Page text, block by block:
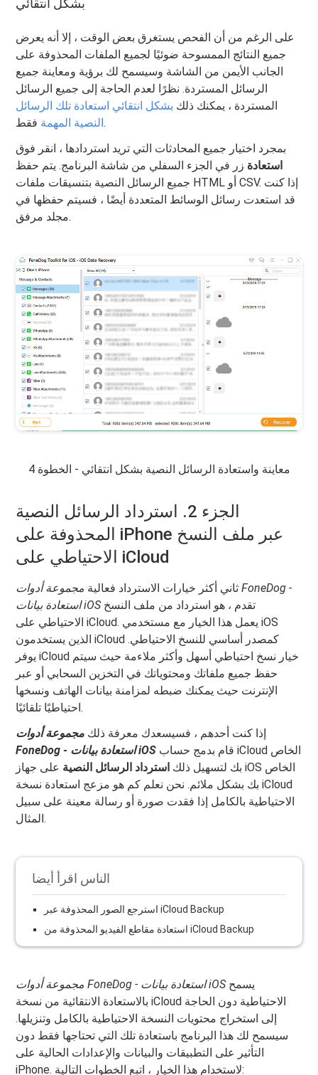
بشكل انتقائي
على الرغم من أن الفحص يستغرق بعض الوقت ، إلا أنه يعرض
جميع النتائج الممسوحة ضوئيًا لجميع الملفات المحذوفة على
الجانب الأيمن من الشاشة وسيسمح لك برؤية ومعاينة جميع
الرسائل المستردة. نظرًا لعدم الحاجة إلى جميع الرسائل
المستردة ، يمكنك ذلك بشكل انتقائي استعادة تلك الرسائل
النصية المهمةفقط.
بمجرد اختيار جميع المحادثات التي تريد استردادها ، انقر فوق
استعادة زر في الجزء السفلي من شاشة البرنامج. يتم حفظ
جميع الرسائل النصية بتنسيقات ملفات HTML أو CSV. إذا كنت
قد استعدت رسائل الوسائط المتعددة أيضًا ، فسيتم حفظها في
مجلد مرفق.
معاينة واستعادة الرسائل النصية بشكل انتقائي - الخطوة 4
الجزء 2. استرداد الرسائل النصية
المحذوفة على iPhone عبر ملف النسخ
الاحتياطي على iCloud
ثاني أكثر خيارات الاسترداد فعالية مجموعة أدوات FoneDog -
استعادة بيانات iOS تقدم ، هو استرداد من ملف النسخ
الاحتياطي على iCloud. يعمل هذا الخيار مع مستخدمي iOS
الذين يستخدمون iCloud كمصدر أساسي للنسخ الاحتياطي.
يوفر iCloud خيار نسخ احتياطي أسهل وأكثر ملاءمة حيث سيتم
حفظ جميع ملفاتك ومحتوياتك في التخزين السحابي أو عبر
الإنترنت حيث يمكنك ضبطه لمزامنة بيانات الهاتف ونسخها
احتياطيًا تلقائيًا.
إذا كنت أحدهم ، فسيسعدك معرفة ذلك مجموعة أدوات
FoneDog - استعادة بيانات iOS
بك لتسهيل ذلك استرداد الرسائل النصية على جهاز iOS الخاص
بك بشكل ملائم. نحن نعلم كم هو مزعج استعادة نسخة iCloud
الاحتياطية بالكامل إذا فقدت صورة أو رسالة معينة على سبيل
المثال.
الناس اقرأ أيضا
استرجع الصور المحذوفة عبر iCloud Backup
استعادة مقاطع الفيديو المحذوفة من iCloud Backup
مجموعة أدوات FoneDog - استعادة بيانات iOS يسمح
بالاستعادة الانتقائية من نسخة iCloud الاحتياطية دون الحاجة
إلى استخراج محتويات النسخة الاحتياطية بالكامل وتنزيلها.
سيسمح لك هذا البرنامج باستعادة تلك التي تحتاجها فقط دون
التأثير على التطبيقات والبيانات والإعدادات الحالية على
iPhone. لاستخدام هذا الخيار ، اتبع الخطوات التالية: